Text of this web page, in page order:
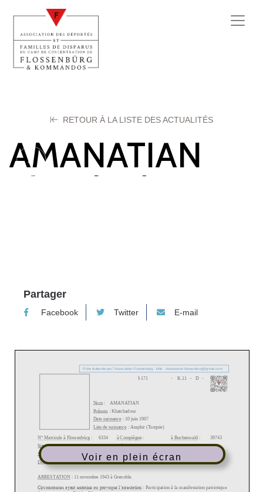
RETOUR À LA LISTE DES ACTUALITÉS
AMANATIAN
Khatchadour
Partager
Facebook Twitter E-mail
Voir en plein écran